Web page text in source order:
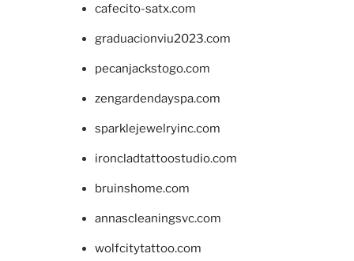
cafecito-satx.com
graduacionviu2023.com
pecanjackstogo.com
zengardendayspa.com
sparklejewelryinc.com
ironcladtattoostudio.com
bruinshome.com
annascleaningsvc.com
wolfcitytattoo.com